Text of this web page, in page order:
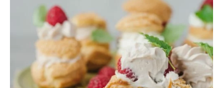
DOWIEDZ SIĘ WIĘCEJ